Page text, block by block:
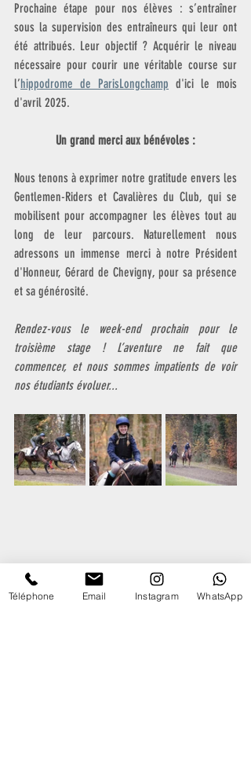
Prochaine étape pour nos élèves : s’entraîner
sous la supervision des entraîneurs qui leur ont
été attribués. Leur objectif ? Acquérir le niveau
nécessaire pour courir une véritable course sur
l’hippodrome de ParisLongchamp d'ici le mois
d'avril 2025.
Un grand merci aux bénévoles :
Nous tenons à exprimer notre gratitude envers les
Gentlemen-Riders et Cavalières du Club, qui se
mobilisent pour accompagner les élèves tout au
long de leur parcours. Naturellement nous
adressons un immense merci à notre Président
d'Honneur, Gérard de Chevigny, pour sa présence
et sa générosité.
Rendez-vous le week-end prochain pour le
troisième stage ! L’aventure ne fait que
commencer, et nous sommes impatients de voir
nos étudiants évoluer...
Téléphone Email Instagram WhatsApp